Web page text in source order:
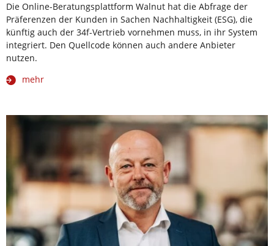
Die Online-Beratungsplattform Walnut hat die Abfrage der
Präferenzen der Kunden in Sachen Nachhaltigkeit (ESG), die
künftig auch der 34f-Vertrieb vornehmen muss, in ihr System
integriert. Den Quellcode können auch andere Anbieter
nutzen.
mehr